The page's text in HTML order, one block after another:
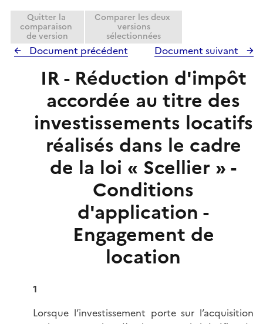
e
rQuitter la
comparaison
de version
Comparer les deux
versions
sélectionnées
Document précédent Document suivant
IR - Réduction d'impôt
accordée au titre des
investissements locatifs
réalisés dans le cadre
de la loi « Scellier » -
Conditions
d'application -
Engagement de
location
1
Lorsque l’investissement porte sur l’acquisition